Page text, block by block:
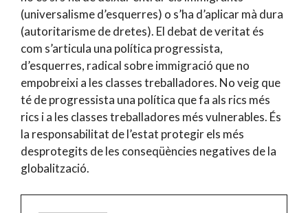
(universalisme d’esquerres) o s’ha d’aplicar mà dura
(autoritarisme de dretes). El debat de veritat és
com s’articula una política progressista,
d’esquerres, radical sobre immigració que no
empobreixi a les classes treballadores. No veig que
té de progressista una política que fa als rics més
rics i a les classes treballadores més vulnerables. És
la responsabilitat de l’estat protegir els més
desprotegits de les conseqüències negatives de la
globalització.